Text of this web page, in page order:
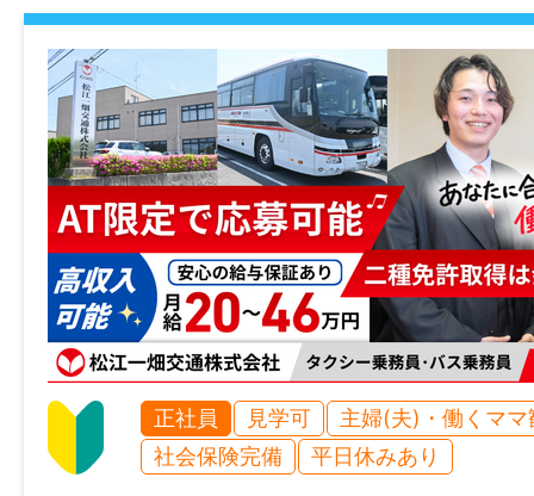
60分
休日・休暇
土日祝休み（完全週休二日制）、年末年始
1/3）、6ヶ月経過後の年次有給休暇日数：
諸手当
昇給あり
通勤手当あり
退職金制度あり(勤続3年以上)
正社員 見学可
主婦(夫)・働くママ
社会保険完備
平日休みあり